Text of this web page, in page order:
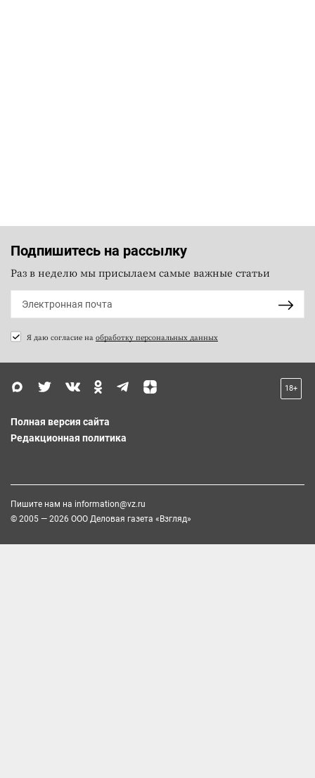
Подпишитесь на рассылку
Раз в неделю мы присылаем самые важные статьи
Я даю согласие на обработку персональных данных
18+
Полная версия сайта
Редакционная политика
Пишите нам на information@vz.ru
© 2005 — 2026 ООО Деловая газета «Взгляд»